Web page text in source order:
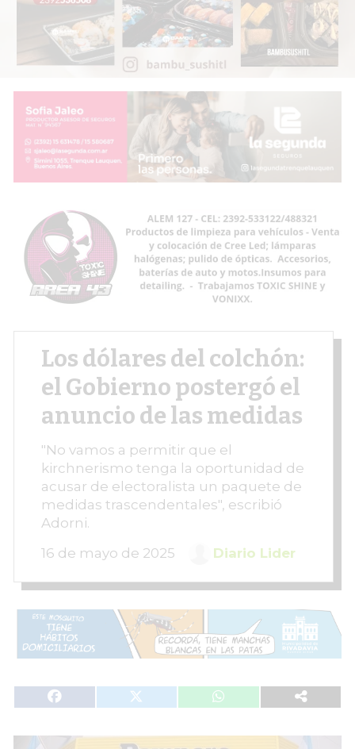
Los dólares del colchón:
el Gobierno postergó el
anuncio de las medidas
"No vamos a permitir que el
kirchnerismo tenga la oportunidad de
acusar de electoralista un paquete de
medidas trascendentales", escribió
Adorni.
16 de mayo de 2025
Diario Lider